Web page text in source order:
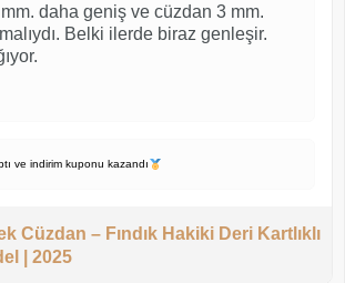
daha geniş ve cüzdan 3 mm.
Belki ilerde biraz genleşir.
ve indirim kuponu kazandı
Cüzdan – Fındık Hakiki Deri Kartlıklı
| 2025